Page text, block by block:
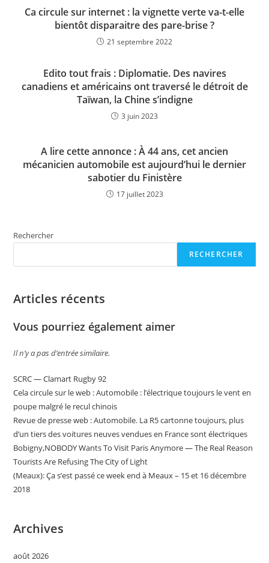
Ca circule sur internet : la vignette verte va-t-elle
bientôt disparaitre des pare-brise ?
21 septembre 2022
Edito tout frais : Diplomatie. Des navires
canadiens et américains ont traversé le détroit de
Taïwan, la Chine s’indigne
3 juin 2023
A lire cette annonce : À 44 ans, cet ancien
mécanicien automobile est aujourd’hui le dernier
sabotier du Finistère
17 juillet 2023
Rechercher
RECHERCHER
Articles récents
Vous pourriez également aimer
Il n’y a pas d’entrée similaire.
SCRC — Clamart Rugby 92
Cela circule sur le web : Automobile : l’électrique toujours le vent en
poupe malgré le recul chinois
Revue de presse web : Automobile. La R5 cartonne toujours, plus
d’un tiers des voitures neuves vendues en France sont électriques
Bobigny,NOBODY Wants To Visit Paris Anymore — The Real Reason
Tourists Are Refusing The City of Light
(Meaux): Ça s’est passé ce week end à Meaux – 15 et 16 décembre
2018
Archives
août 2026